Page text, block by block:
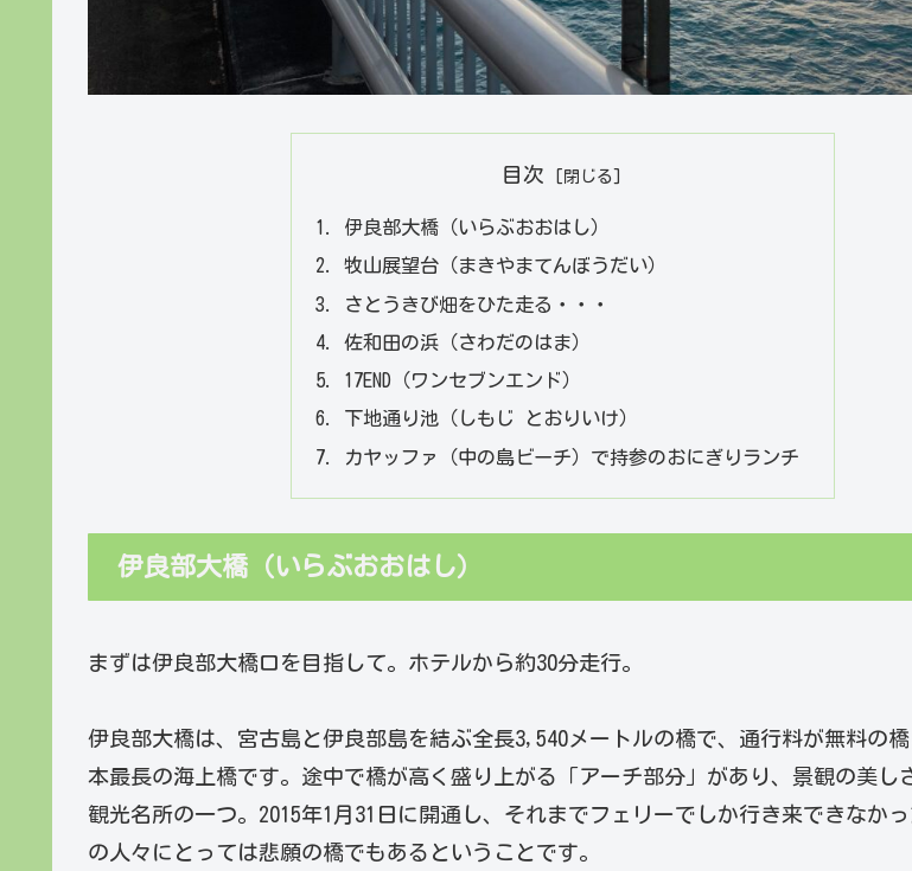
目次
伊良部大橋（いらぶおおはし）
牧山展望台（まきやまてんぼうだい）
さとうきび畑をひた走る・・・
佐和田の浜（さわだのはま）
17END（ワンセブンエンド）
下地通り池（しもじ とおりいけ）
カヤッファ（中の島ビーチ）で持参のおにぎりランチ
伊良部大橋（いらぶおおはし）
まずは伊良部大橋口を目指して。ホテルから約30分走行。
伊良部大橋は、宮古島と伊良部島を結ぶ全長3,540メートルの橋で、通行料が無料の橋
本最長の海上橋です。途中で橋が高く盛り上がる「アーチ部分」があり、景観の美し
観光名所の一つ。2015年1月31日に開通し、それまでフェリーでしか行き来できなか
の人々にとっては悲願の橋でもあるということです。